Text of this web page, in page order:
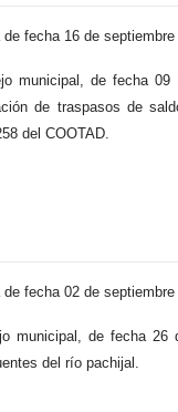
fecha 16 de septiembre
municipal, de fecha
de traspasos de
del COOTAD.
fecha 02 de septiembre
municipal, de fecha
del río pachijal.